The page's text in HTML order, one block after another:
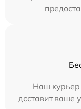
Наш курьер
доставит ваше